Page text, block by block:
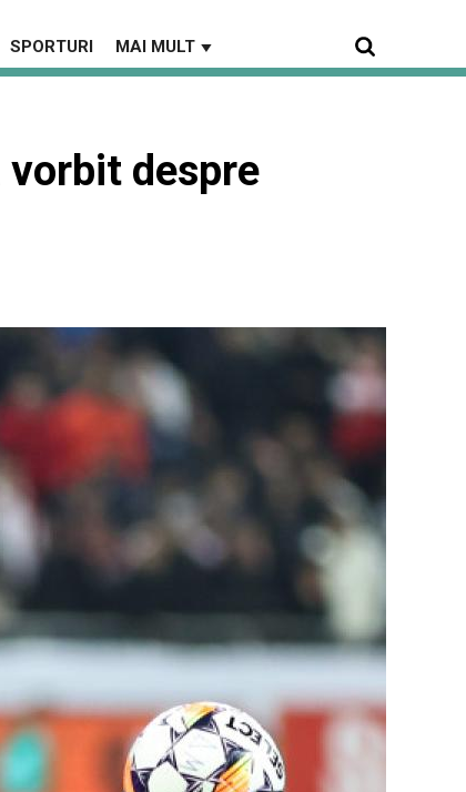
SPORTURI MAI MULT ▼
vorbit despre